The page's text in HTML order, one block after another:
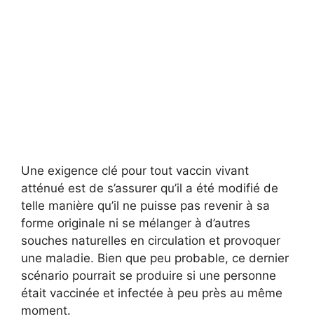
Une exigence clé pour tout vaccin vivant
atténué est de s’assurer qu’il a été modifié de
telle manière qu’il ne puisse pas revenir à sa
forme originale ni se mélanger à d’autres
souches naturelles en circulation et provoquer
une maladie. Bien que peu probable, ce dernier
scénario pourrait se produire si une personne
était vaccinée et infectée à peu près au même
moment.